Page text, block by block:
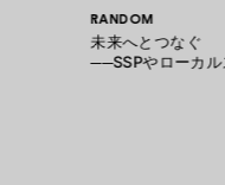
RANDOM
未来へとつなぐ
──SSPやローカ